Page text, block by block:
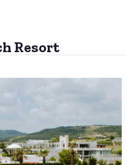
Resort